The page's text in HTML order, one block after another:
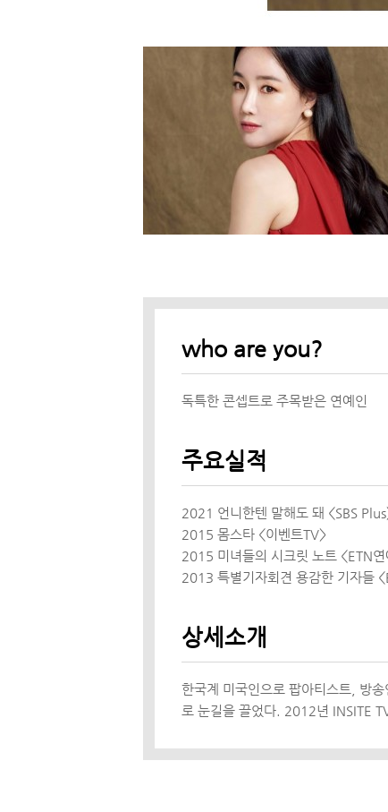
who are you?
독특한 콘셉트로 주목받은 연예인
주요실적
2021 언니한텐 말해도 돼 <SBS
2015 몸스타 <이벤트TV>
2015 미녀들의 시크릿 노트 <ETN연
2013 특별기자회견 용감한 기자들
상세소개
한국계 미국인으로 팝아티스트, 방
로 눈길을 끌었다. 2012년 INSITE